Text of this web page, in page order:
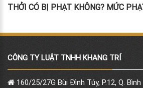
THỞI CÓ BỊ PHẠT KHÔNG? MỨC
CÔNG TY LUẬT TNHH KHANG TRÍ
160/25/27G Bùi Đình Túy, P.12, Q.